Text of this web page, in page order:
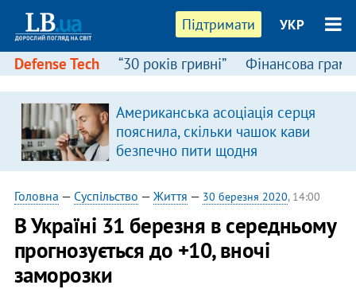
Підтримати УКР
Defense Tech “30 років гривні” Фінансова
Американська асоціація серця
пояснила, скільки чашок кави
безпечно пити щодня
Головна — Суспільство — Життя — 30 березня 2020, 14:00
В Україні 31 березня в середньому
прогнозується до +10, вночі
заморозки